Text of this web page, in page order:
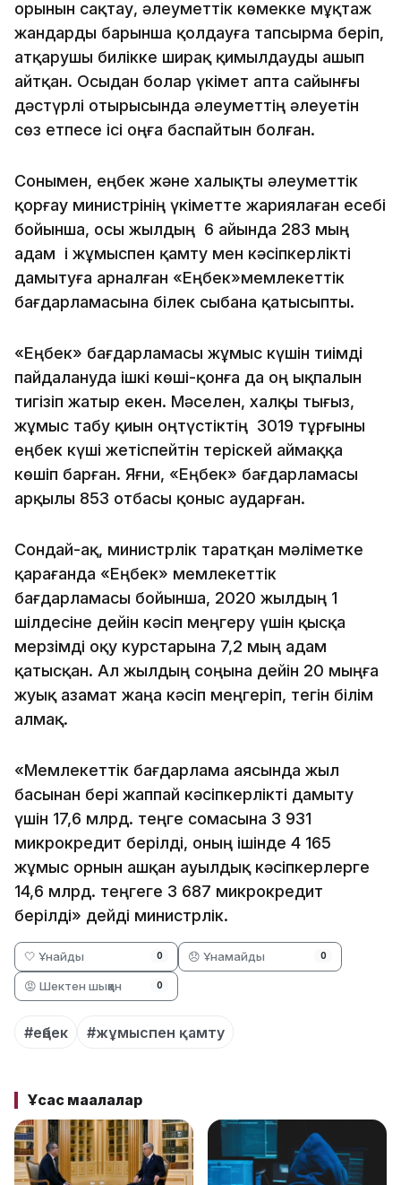
орынын сақтау, әлеуметтік көмекке мұқтаж
жандарды барынша қолдауға тапсырма беріп,
атқарушы билікке ширақ қимылдауды ашып
айтқан. Осыдан болар үкімет апта сайынғы
дәстүрлі отырысында әлеуметтің әлеуетін
сөз етпесе ісі оңға баспайтын болған.
Сонымен, еңбек және халықты әлеуметтік
қорғау министрінің үкіметте жариялаған есебі
бойынша, осы жылдың 6 айында 283 мың
адам і жұмыспен қамту мен кәсіпкерлікті
дамытуға арналған «Еңбек»мемлекеттік
бағдарламасына білек сыбана қатысыпты.
«Еңбек» бағдарламасы жұмыс күшін тиімді
пайдалануда ішкі көші-қонға да оң ықпалын
тигізіп жатыр екен. Мәселен, халқы тығыз,
жұмыс табу қиын оңтүстіктің 3019 тұрғыны
еңбек күші жетіспейтін теріскей аймаққа
көшіп барған. Яғни, «Еңбек» бағдарламасы
арқылы 853 отбасы қоныс аударған.
Сондай-ақ, министрлік таратқан мәліметке
қарағанда «Еңбек» мемлекеттік
бағдарламасы бойынша, 2020 жылдың 1
шілдесіне дейін кәсіп меңгеру үшін қысқа
мерзімді оқу курстарына 7,2 мың адам
қатысқан. Ал жылдың соңына дейін 20 мыңға
жуық азамат жаңа кәсіп меңгеріп, тегін білім
алмақ.
«Мемлекеттік бағдарлама аясында жыл
басынан бері жаппай кәсіпкерлікті дамыту
үшін 17,6 млрд. теңге сомасына 3 931
микрокредит берілді, оның ішінде 4 165
жұмыс орнын ашқан ауылдық кәсіпкерлерге
14,6 млрд. теңгеге 3 687 микрокредит
берілді» дейді министрлік.
🤍 Ұнайды 0 😞 Ұнамайды 0
😡 Шектен шыққан 0
#еңбек #жұмыспен қамту
Ұқсас мақалалар